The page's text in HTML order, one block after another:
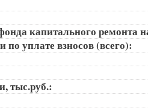
капитального ремонта
уплате взносов (всего):
тыс.руб.: